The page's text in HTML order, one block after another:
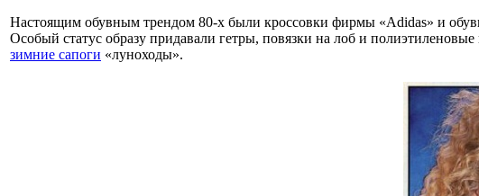
Настоящим обувным трендом 80-х были кроссовки фирмы «Adidas» и
Особый статус образу придавали гетры, повязки на лоб и
зимние сапоги «луноходы».